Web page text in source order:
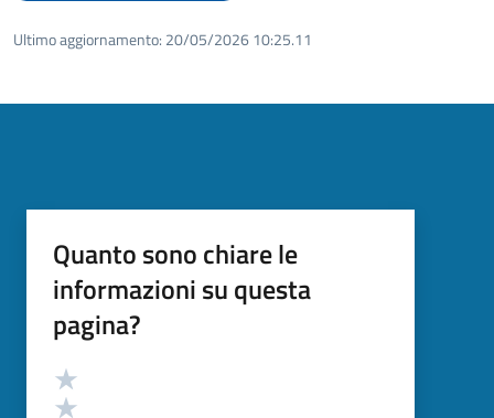
Ultimo aggiornamento: 20/05/2026 10:25.11
Quanto sono chiare le
informazioni su questa
pagina?
Valutazione